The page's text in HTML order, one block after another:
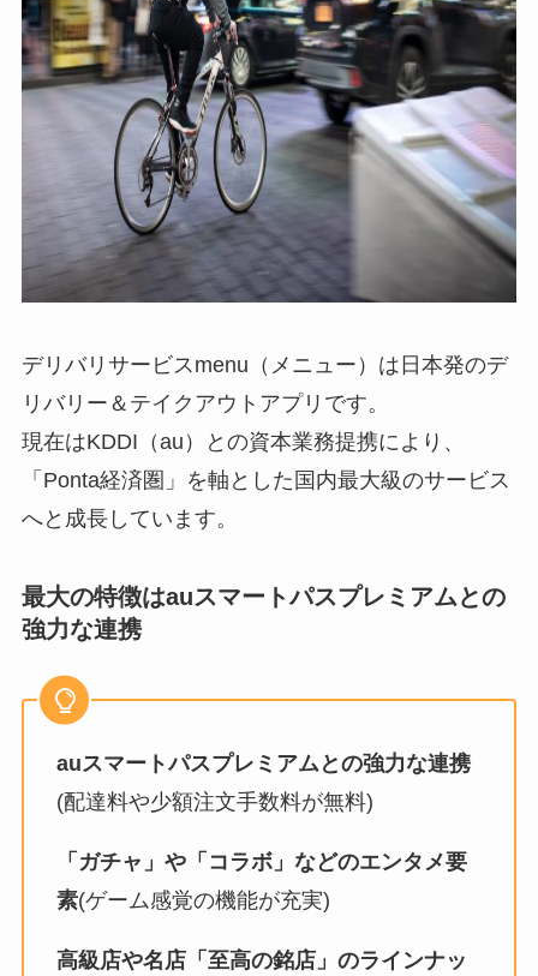
デリバリサービスmenu（メニュー）は日本発のデ
リバリー＆テイクアウトアプリです。
現在はKDDI（au）との資本業務提携により、
「Ponta経済圏」を軸とした国内最大級のサービス
へと成長しています。
最大の特徴はauスマートパスプレミアムとの
強力な連携
auスマートパスプレミアムとの強力な連携
(配達料や少額注文手数料が無料)
「ガチャ」や「コラボ」などのエンタメ要
素(ゲーム感覚の機能が充実)
高級店や名店「至高の銘店」のラインナッ